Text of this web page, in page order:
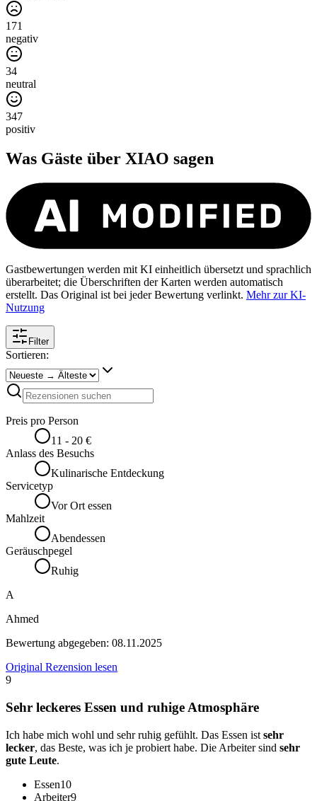
171
negativ
34
neutral
347
positiv
Was Gäste über XIAO sagen
Gastbewertungen werden mit KI einheitlich übersetzt und sprachlich
überarbeitet; die Überschriften der Karten werden automatisch
erstellt. Das Original ist bei jeder Bewertung verlinkt. Mehr zur KI-
Nutzung
Filter
Sortieren:
Preis pro Person
11 - 20 €
Anlass des Besuchs
Kulinarische Entdeckung
Servicetyp
Vor Ort essen
Mahlzeit
Abendessen
Geräuschpegel
Ruhig
A
Ahmed
Bewertung abgegeben: 08.11.2025
Original Rezension lesen
9
Sehr leckeres Essen und ruhige Atmosphäre
Ich habe mich wohl und sehr ruhig gefühlt. Das Essen ist sehr
lecker, das Beste, was ich je probiert habe. Die Arbeiter sind sehr
gute Leute.
Essen10
Arbeiter9